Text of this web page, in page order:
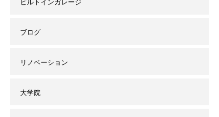
ブログ
リノベーション
大学院